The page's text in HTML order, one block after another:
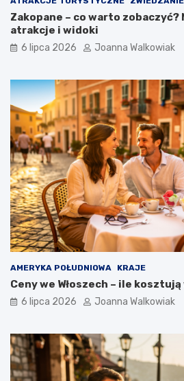
Zakopane – co warto zobaczyć?
atrakcje i widoki
6 lipca 2026 Joanna Walkowiak
AMERYKA POŁUDNIOWA KRAJE
Ceny we Włoszech – ile
6 lipca 2026 Joanna Walkowiak